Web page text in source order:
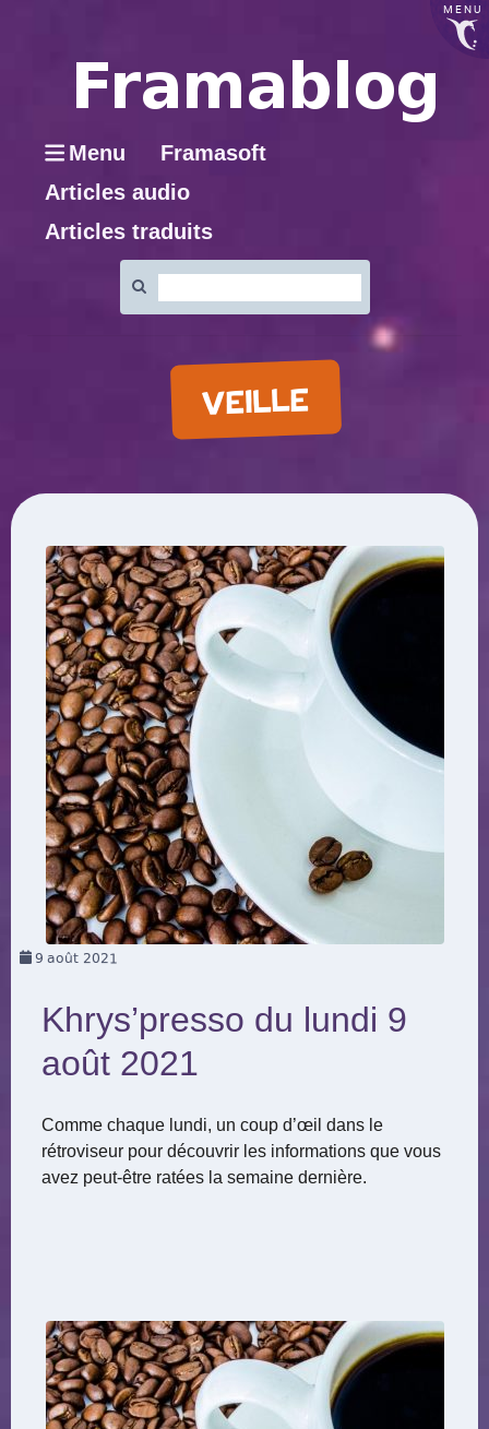
MENU
Menu
Framasoft
Articles audio
Articles traduits
:
VEILLE
9 août 2021
Khrys’presso du lundi 9
août 2021
Comme chaque lundi, un coup d’œil dans le
rétroviseur pour découvrir les informations que vous
avez peut-être ratées la semaine dernière.